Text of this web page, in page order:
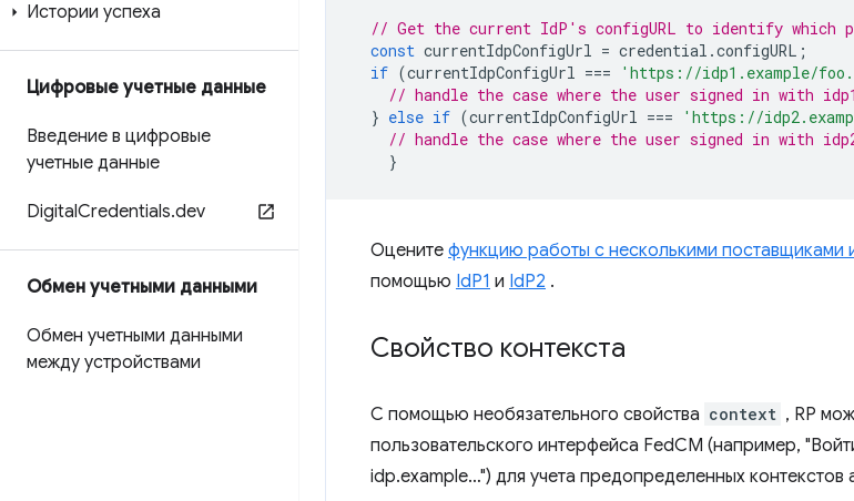
Истории успеха
Цифровые учетные данные
Введение в цифровые
учетные данные
DigitalCredentials.dev
Обмен учетными данными
Обмен учетными данными
между устройствами
// Get the current IdP's configURL to identify which
const currentIdpConfigUrl = credential .configURL ;
if (currentIdpConfigUrl === 'https://idp1.example/
// handle the case where the user signed in with idp1
} else if (currentIdpConfigUrl === 'https://
// handle the case where the user signed in with
}
Оцените функцию работы с несколькими поставщиками
помощью IdP1 и IdP2 .
Свойство контекста
С помощью необязательного свойства context , RP
пользовательского интерфейса FedCM (например,
idp.example…") для учета предопределенных контекстов